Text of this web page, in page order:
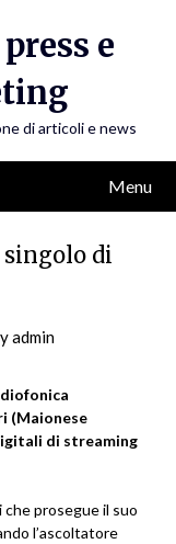
e
di articoli e news
Menu
singolo di
admin
(Maionese
di streaming
prosegue il suo
l’ascoltatore